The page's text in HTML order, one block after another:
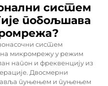
систем
побољшава
систем
на микромрежу у режим
напон и фреквенцију из
Двосмерни
пуњењем и пуњењем